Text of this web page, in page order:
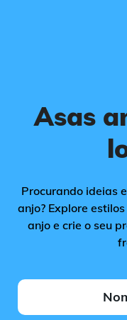
Asas
Procurando ideias
anjo? Explore
anjo e crie o seu